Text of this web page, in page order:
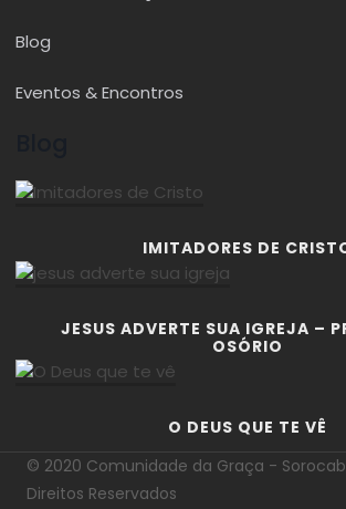
Blog
Eventos & Encontros
IMITADORES DE
JESUS ADVERTE SUA IGREJA –
OSÓRIO
O DEUS QUE TE VÊ
© 2020 Comunidade da Graça -
Direitos Reservados